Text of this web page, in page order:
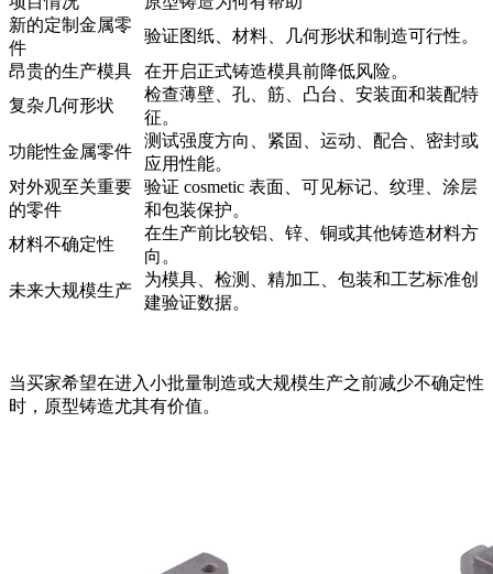
新的定制金属零
件
验证图纸、材料、几何形状和制造可行性。
昂贵的生产模具
在开启正式铸造模具前降低风险。
复杂几何形状
检查薄壁、孔、筋、凸台、安装面和装配特
征。
功能性金属零件
测试强度方向、紧固、运动、配合、密封或
应用性能。
对外观至关重要
的零件
验证 cosmetic 表面、可见标记、纹理、涂层
和包装保护。
材料不确定性
在生产前比较铝、锌、铜或其他铸造材料方
向。
未来大规模生产
为模具、检测、精加工、包装和工艺标准创
建验证数据。
当买家希望在进入小批量制造或大规模生产之前减少不确定性
时，原型铸造尤其有价值。